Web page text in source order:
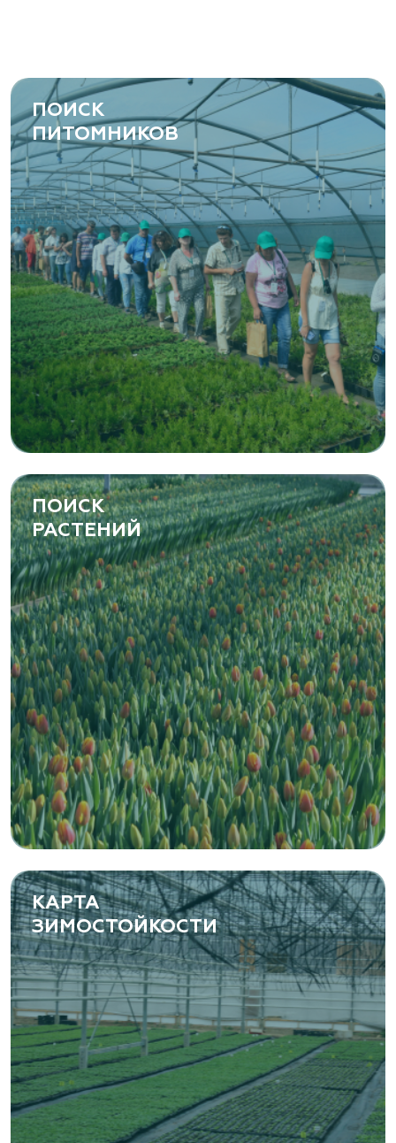
ПОИСК
ПИТОМНИКОВ
ПОИСК
РАСТЕНИЙ
КАРТА
ЗИМОСТОЙКОСТИ